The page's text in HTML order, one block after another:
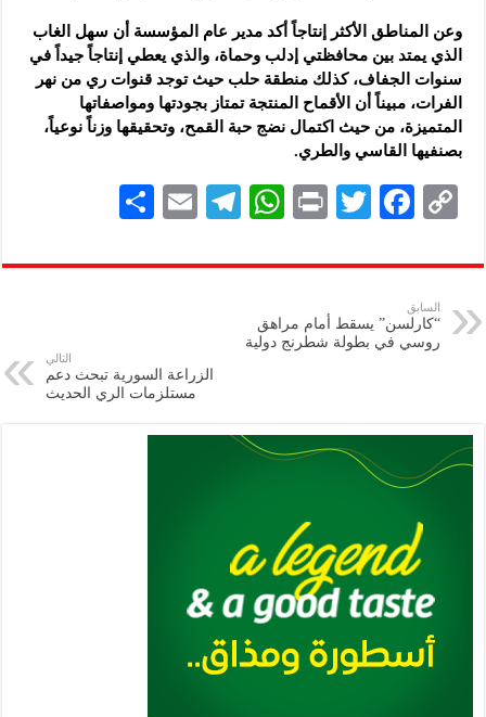
وعن المناطق الأكثر إنتاجاً أكد مدير عام المؤسسة أن سهل الغاب
الذي يمتد بين محافظتي إدلب وحماة، والذي يعطي إنتاجاً جيداً في
سنوات الجفاف، كذلك منطقة حلب حيث توجد قنوات ري من نهر
الفرات، مبيناً أن الأقماح المنتجة تمتاز بجودتها ومواصفاتها
المتميزة، من حيث اكتمال نضج حبة القمح، وتحقيقها وزناً نوعياً،
بصنفيها القاسي والطري.
C
p
y
Li
F
eb
k
T
tt
er
P
nt
W
at
A
Te
gr
E
ai
ar
السابق
“كارلسن” يسقط أمام مراهق
روسي في بطولة شطرنج دولية
التالي
الزراعة السورية تبحث دعم
مستلزمات الري الحديث